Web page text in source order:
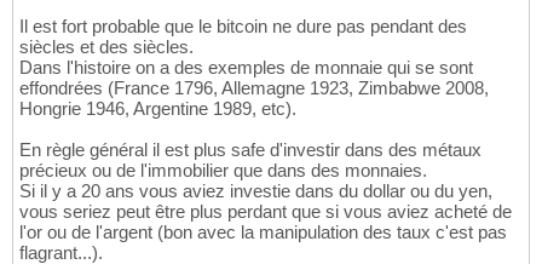
Il est fort probable que le bitcoin ne dure pas pendant des
siècles et des siècles.
Dans l'histoire on a des exemples de monnaie qui se sont
effondrées (France 1796, Allemagne 1923, Zimbabwe 2008,
Hongrie 1946, Argentine 1989, etc).
En règle général il est plus safe d'investir dans des métaux
précieux ou de l'immobilier que dans des monnaies.
Si il y a 20 ans vous aviez investie dans du dollar ou du yen,
vous seriez peut être plus perdant que si vous aviez acheté de
l'or ou de l'argent (bon avec la manipulation des taux c'est pas
flagrant...).